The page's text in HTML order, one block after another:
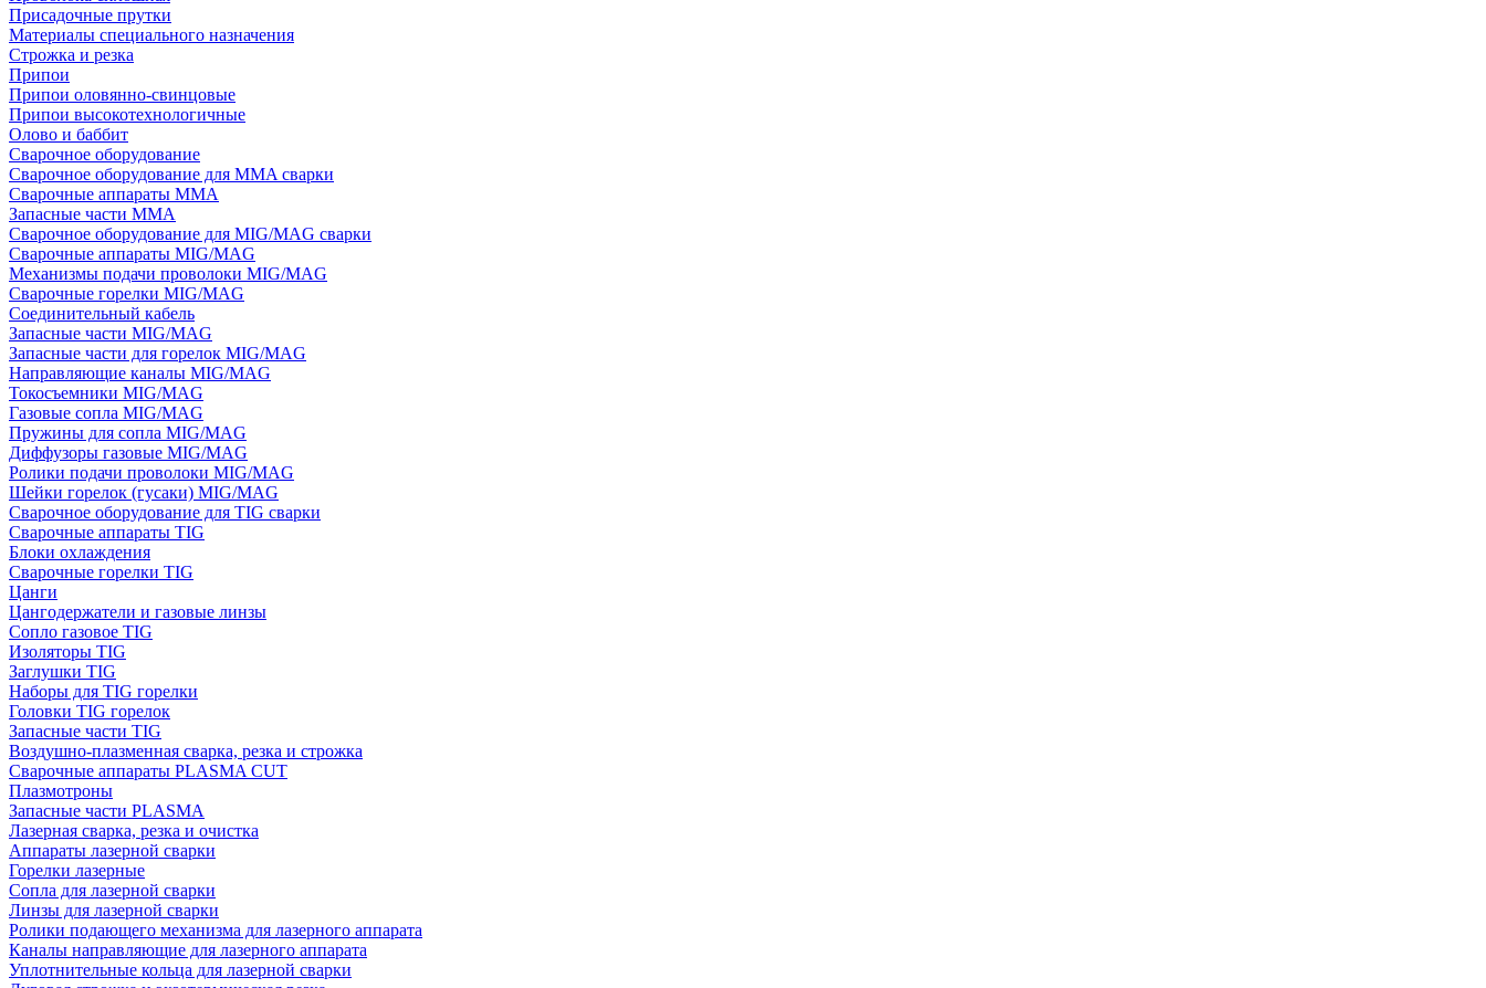
Присадочные прутки
Материалы специального назначения
Строжка и резка
Припои
Припои оловянно-свинцовые
Припои высокотехнологичные
Олово и баббит
Сварочное оборудование
Сварочное оборудование для MMA сварки
Сварочные аппараты MMA
Запасные части MMA
Сварочное оборудование для MIG/MAG сварки
Сварочные аппараты MIG/MAG
Механизмы подачи проволоки MIG/MAG
Сварочные горелки MIG/MAG
Соединительный кабель
Запасные части MIG/MAG
Запасные части для горелок MIG/MAG
Направляющие каналы MIG/MAG
Токосъемники MIG/MAG
Газовые сопла MIG/MAG
Пружины для сопла MIG/MAG
Диффузоры газовые MIG/MAG
Ролики подачи проволоки MIG/MAG
Шейки горелок (гусаки) MIG/MAG
Сварочное оборудование для TIG сварки
Сварочные аппараты TIG
Блоки охлаждения
Сварочные горелки TIG
Цанги
Цангодержатели и газовые линзы
Сопло газовое TIG
Изоляторы TIG
Заглушки TIG
Наборы для TIG горелки
Головки TIG горелок
Запасные части TIG
Воздушно-плазменная сварка, резка и строжка
Сварочные аппараты PLASMA CUT
Плазмотроны
Запасные части PLASMA
Лазерная сварка, резка и очистка
Аппараты лазерной сварки
Горелки лазерные
Сопла для лазерной сварки
Линзы для лазерной сварки
Ролики подающего механизма для лазерного аппарата
Каналы направляющие для лазерного аппарата
Уплотнительные кольца для лазерной сварки